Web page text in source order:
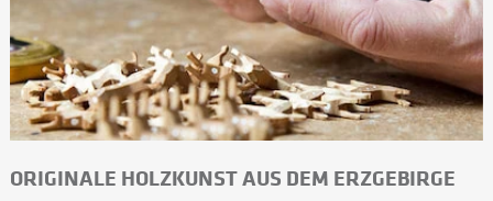
ORIGINALE HOLZKUNST AUS DEM ERZGEBIRGE